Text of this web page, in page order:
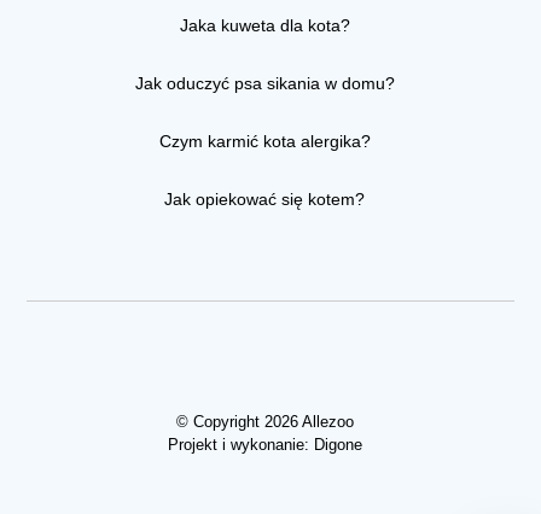
Jaka kuweta dla kota?
Jak oduczyć psa sikania w domu?
Czym karmić kota alergika?
Jak opiekować się kotem?
© Copyright 2026 Allezoo
Projekt i wykonanie: Digone